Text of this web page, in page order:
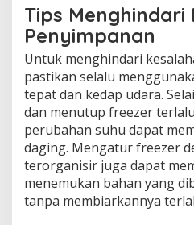
Tips Menghindari
Penyimpanan
Untuk menghindari
pastikan selalu
tepat dan kedap udara.
dan menutup freezer
perubahan suhu dapat
daging. Mengatur freezer
terorganisir juga dapat
menemukan bahan yang
tanpa membiarkannya